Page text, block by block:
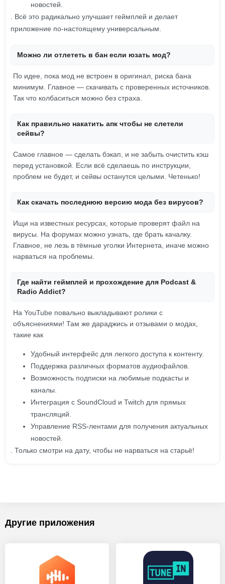
новостей.
. Всё это радикально улучшает геймплей и делает
приложение по-настоящему универсальным.
Можно ли отлететь в бан если юзать мод?
По идее, пока мод не встроен в оригинал, риска бана
минимум. Главное — скачивать с проверенных источников.
Так что колбаситься можно без страха.
Как правильно накатить апк чтобы не слетели
сейвы?
Самое главное — сделать бэкап, и не забыть очистить кэш
перед установкой. Если всё сделаешь по инструкции,
проблем не будет, и сейвы останутся целыми. Четенько!
Как скачать последнюю версию мода без вирусов?
Ищи на известных ресурсах, которые проверят файл на
вирусы. На форумах можно узнать, где брать качалку.
Главное, не лезь в тёмные уголки Интернета, иначе можно
нарваться на проблемы.
Где найти геймплей и прохождение для Podcast &
Radio Addict?
На YouTube повально выкладывают ролики с
объяснениями! Там же дараджись и отзывами о модах,
такие как
Удобный интерфейс для легкого доступа к контенту.
Поддержка различных форматов аудиофайлов.
Возможность подписки на любимые подкасты и
каналы.
Интеграция с SoundCloud и Twitch для прямых
трансляций.
Управление RSS-лентами для получения актуальных
новостей.
. Только смотри на дату, чтобы не нарваться на старьё!
Другие приложения